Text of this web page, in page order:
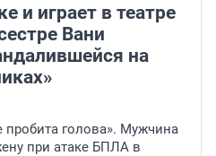
и играет в театре
Вани
на
пробита голова». Мужчина
при атаке БПЛА в